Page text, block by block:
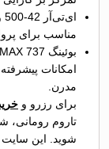
مناسب برای
امکانات
مدرن.
برای رزرو و
تاروم رومانی،
شوید. این سایت